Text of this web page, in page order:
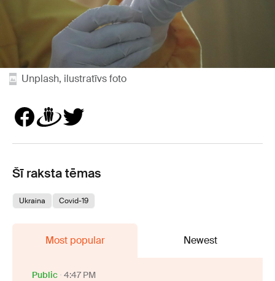
Unplash, ilustratīvs foto
Šī raksta tēmas
Ukraina Covid-19
Most popular Newest
Public 4:47 PM